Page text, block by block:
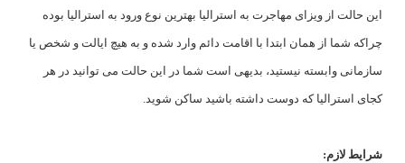
این حالت از ویزای مهاجرت به استرالیا بهترین نوع ورود به استرالیا بوده
چراکه شما از همان ابتدا با اقامت دائم وارد شده و به هیچ ایالت و شخص یا
سازمانی وابسته نیستید، بدیهی است شما در این حالت می توانید در هر
کجای استرالیا که دوست داشته باشید ساکن شوید.
شرایط لازم: